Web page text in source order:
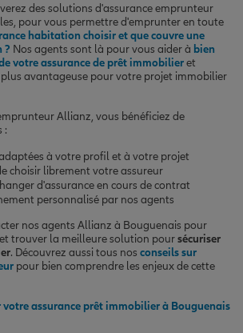
des solutions d'assurance emprunteur
pour vous permettre d'emprunter en toute
habitation choisir et que couvre une
? Nos agents sont là pour vous aider à bien
votre assurance de prêt immobilieret
avantageuse pour votre projet immobilier
Allianz, vous bénéficiez de
:
à votre profil et à votre projet
choisir librement votre assureur
d'assurance en cours de contrat
personnalisé par nos agents
nos agents Allianz à Bouguenais pour
trouver la meilleure solution poursécuriser
. Découvrez aussi tous nos conseils sur
pour bien comprendre les enjeux de cette
assurance prêt immobilier à Bouguenais